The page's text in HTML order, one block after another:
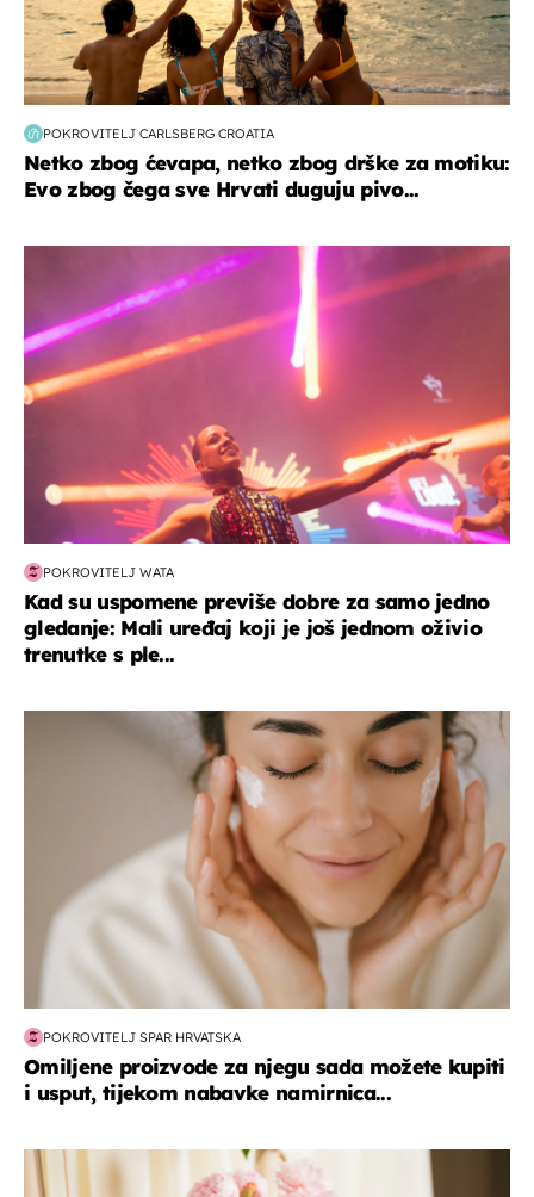
POKROVITELJ CARLSBERG CROATIA
Netko zbog ćevapa, netko zbog drške za motiku:
Evo zbog čega sve Hrvati duguju pivo...
POKROVITELJ WATA
Kad su uspomene previše dobre za samo jedno
gledanje: Mali uređaj koji je još jednom oživio
trenutke s ple...
moda & ljepota
POKROVITELJ SPAR HRVATSKA
Omiljene proizvode za njegu sada možete kupiti
i usput, tijekom nabavke namirnica...
moda & ljepota